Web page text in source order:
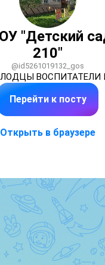
"Детский
210"
@id5261019132_gos
ВОСПИТАТЕЛИ
Перейти к посту
Открыть в браузере